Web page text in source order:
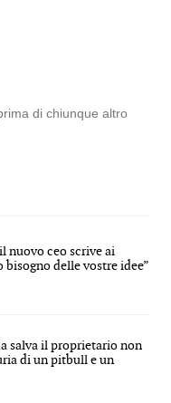
di chiunque altro
nuovo ceo scrive ai
delle vostre idee”
salva il proprietario non
di un pitbull e un